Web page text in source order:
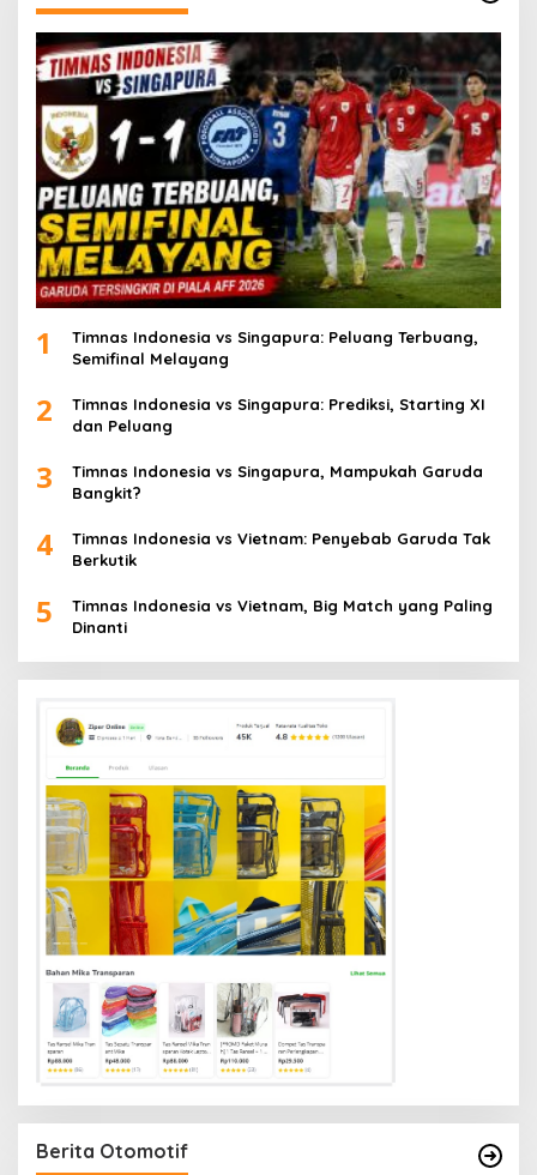
1
Timnas Indonesia vs Singapura: Peluang Terbuang,
Semifinal Melayang
2
Timnas Indonesia vs Singapura: Prediksi, Starting XI
dan Peluang
3
Timnas Indonesia vs Singapura, Mampukah Garuda
Bangkit?
4
Timnas Indonesia vs Vietnam: Penyebab Garuda Tak
Berkutik
5
Timnas Indonesia vs Vietnam, Big Match yang Paling
Dinanti
Berita Otomotif